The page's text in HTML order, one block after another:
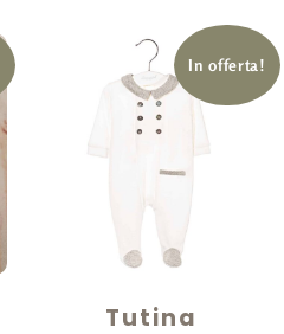
In offerta!
Tutina